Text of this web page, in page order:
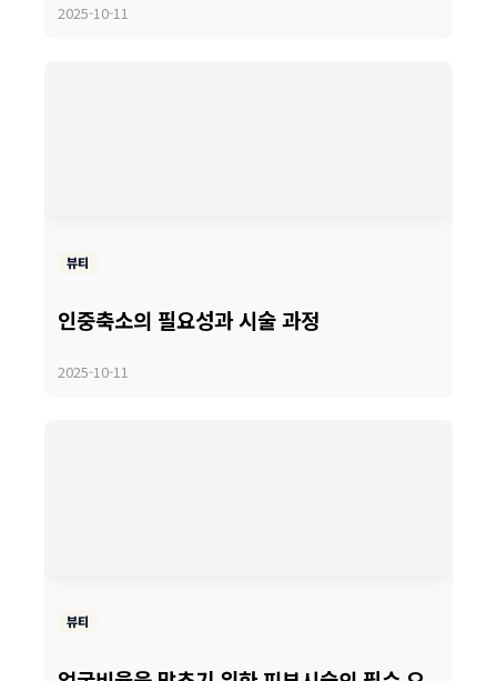
2025-10-11
뷰티
인중축소의 필요성과 시술 과정
2025-10-11
뷰티